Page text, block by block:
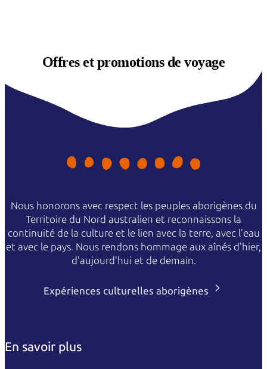
Offres etpromotions de voyage
Nous honorons avec respect les peuples aborigènes du
Territoire du Nord australien et reconnaissons la
continuité de la culture et le lien avec la terre, avec l'eau
et avec le pays. Nous rendons hommage aux aînés d'hier,
d'aujourd'hui et de demain.
Expériences culturelles aborigènes
En savoir plus